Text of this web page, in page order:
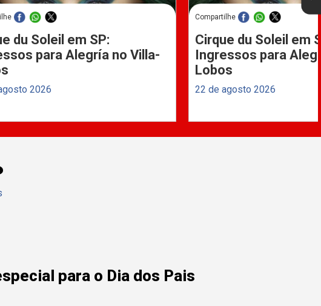
du Soleil em SP:
para Alegría no Villa-
2026
Compartilhe
Cirque du Soleil em
Ingressos para
Lobos
22 de agosto 2026
para o Dia dos Pais